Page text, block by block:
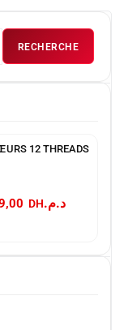
RECHERCHE
12 THREADS
د.م.